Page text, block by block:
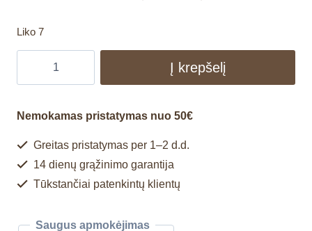
Liko 7
Į krepšelį
Nemokamas pristatymas nuo 50€
Greitas pristatymas per 1–2 d.d.
14 dienų grąžinimo garantija
Tūkstančiai patenkintų klientų
Saugus apmokėjimas